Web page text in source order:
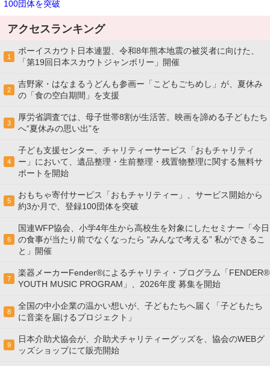
100団体を突破
アクセスランキング
1
ボーイスカウト日本連盟、令和8年熊本地震の被災者に向けた、
「第19回日本スカウトジャンボリー」開催
2
吉野家・はなまるうどんも参画ー「こどもごちめし」が、夏休み
の「食の空白期間」を支援
3
厚労省調査では、母子世帯8割が生活苦。映画を諦める子どもたち
へ“夏休みの思い出”を
4
子ども支援センター、チャリティーサービス「おもチャリティ
ー」において、遺品整理・生前整理・残置物整理に関する無料サ
ポートを開始
5
おもちゃ寄付サービス「おもチャリティー」、サービス開始から
約3か月で、登録100団体を突破
6
国連WFP協会、小学4年生から高校生を対象にしたセミナー「今日
の食事が当たり前でなくなったら “みんなで考える” 私ができるこ
と」開催
7
楽器メーカーFender®によるチャリティ・プログラム「FENDER®︎
YOUTH MUSIC PROGRAM」、2026年度 募集を開始
8
全国の中小企業の温かい想いが、子どもたちへ届く「子どもたち
に音楽を届けるプロジェクト」
9
日本介助犬協会が、介助犬チャリティーグッズを、協会のWEBグ
ッズショップにて販売開始